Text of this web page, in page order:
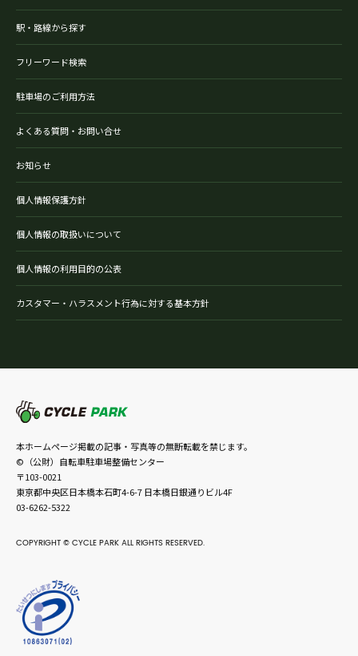
駅・路線から探す
フリーワード検索
駐車場のご利用方法
よくある質問・お問い合せ
お知らせ
個人情報保護方針
個人情報の取扱いについて
個人情報の利用目的の公表
カスタマー・ハラスメント行為に対する基本方針
本ホームページ掲載の記事・写真等の無断転載を禁じます。
©（公財）自転車駐車場整備センター
〒103-0021
東京都中央区日本橋本石町4-6-7 日本橋日銀通りビル4F
03-6262-5322
COPYRIGHT © CYCLE PARK ALL RIGHTS RESERVED.